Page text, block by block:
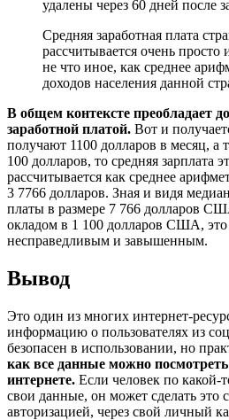
удалены через 60 дней после
Средняя заработная плата
рассчитывается очень просто
не что иное, как среднее
доходов населения данной
В общем контексте преобладает
заработной платой. Вот и
получают 1100 долларов в месяц, а
100 долларов, то средняя зарплата
рассчитывается как среднее
3 7766 долларов. Зная и видя
платы в размере 7 766 долларов
окладом в 1 100 долларов США, это
несправедливым и завышенным.
Вывод
Это один из многих интернет-
информацию о пользователях из
безопасен в использовании, но
как все данные можно
интернете. Если человек по какой-
свои данные, он может сделать это
авторизацией, через свой личный